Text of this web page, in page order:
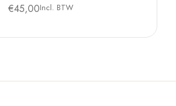
€45,00Incl. BTW